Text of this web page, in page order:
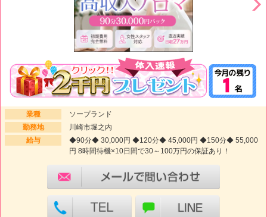
業種
ソープランド
勤務地
川崎市堀之内
給与
◆90分◆ 30,000円 ◆120分◆ 45,000円 ◆150分◆ 55,000
円 8時間待機×10日間で30～100万円の保証あり！